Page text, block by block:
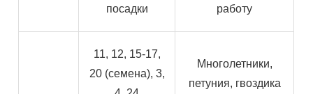
посадки
работу
11, 12, 15-17,
20 (семена), 3,
Многолетники,
петуния, гвоздика